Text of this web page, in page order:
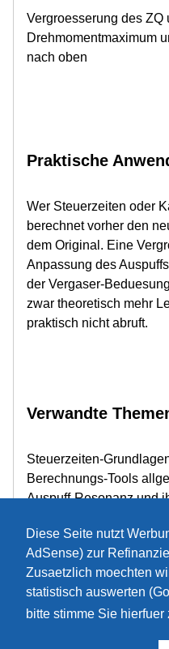
Diese Seite nutzt
AdSense) zur
Zusaetzlich moechten
statistisch auswerten
bitte stimme Sie hierfuer
Vergroesserung des ZQ
Drehmomentmaximum
nach oben
Praktische
Wer Steuerzeiten oder
berechnet vorher den
dem Original. Eine
Anpassung des
der Vergaser-
zwar theoretisch mehr
praktisch nicht abruft.
Verwandte
Steuerzeiten-
Berechnungs-Tools
Auspuff-Resonanz und
Direkte Umrechnung
Steuerzeit umrechnen.